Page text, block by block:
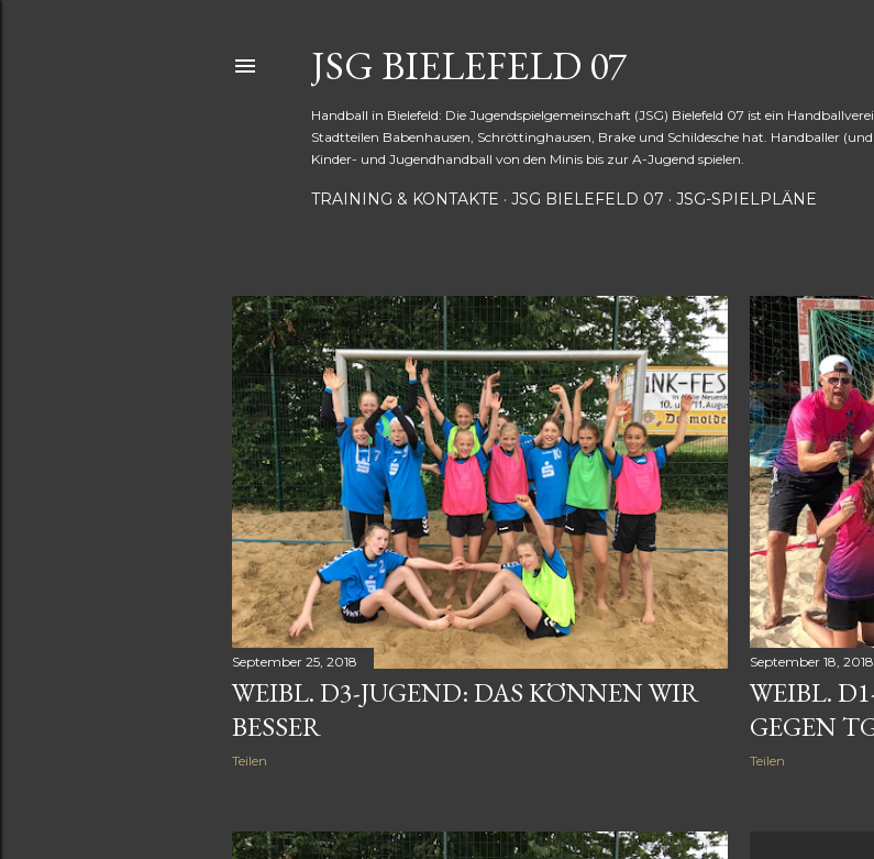
JSG BIELEFELD 07
Handball in Bielefeld: Die Jugendspielgemeinschaft (JSG) Bielefeld 07 ist ein
Stadtteilen Babenhausen, Schröttinghausen, Brake und Schildesche hat. Handballer
Kinder- und Jugendhandball von den Minis bis zur A-Jugend spielen.
TRAINING & KONTAKTE JSG BIELEFELD 07 JSG-SPIELPLÄNE
P
o
s
t
s
September 25, 2018
WEIBL. D3-JUGEND: DAS KÖNNEN WIR
BESSER
Teilen
September 18, 2018
WEIBL.
GEGEN
Teilen